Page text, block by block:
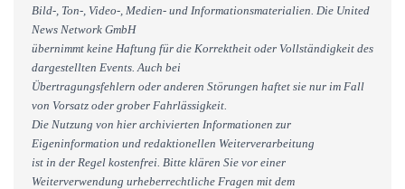
Bild-, Ton-, Video-, Medien- und Informationsmaterialien. Die United
News Network GmbH
übernimmt keine Haftung für die Korrektheit oder Vollständigkeit des
dargestellten Events. Auch bei
Übertragungsfehlern oder anderen Störungen haftet sie nur im Fall
von Vorsatz oder grober Fahrlässigkeit.
Die Nutzung von hier archivierten Informationen zur
Eigeninformation und redaktionellen Weiterverarbeitung
ist in der Regel kostenfrei. Bitte klären Sie vor einer
Weiterverwendung urheberrechtliche Fragen mit dem